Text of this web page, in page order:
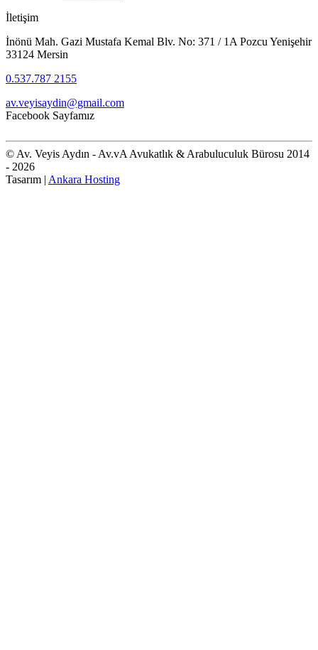
İletişim
İnönü Mah. Gazi Mustafa Kemal Blv. No: 371 / 1A Pozcu Yenişehir
33124 Mersin
0.537.787 2155
av.veyisaydin@gmail.com
Facebook Sayfamız
© Av. Veyis Aydın - Av.vA Avukatlık & Arabuluculuk Bürosu 2014
- 2026
Tasarım | Ankara Hosting